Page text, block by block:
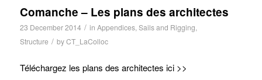
Comanche – Les plans des architectes
23 December 2014 / in Appendices, Sails and Rigging,
Structure / byCT_LaColloc
Téléchargez les plans des architectes ici >>